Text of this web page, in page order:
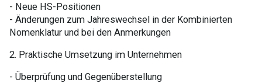
- Neue HS-Positionen
- Änderungen zum Jahreswechsel in der Kombinierten
Nomenklatur und bei den Anmerkungen
2. Praktische Umsetzung im Unternehmen
- Überprüfung und Gegenüberstellung